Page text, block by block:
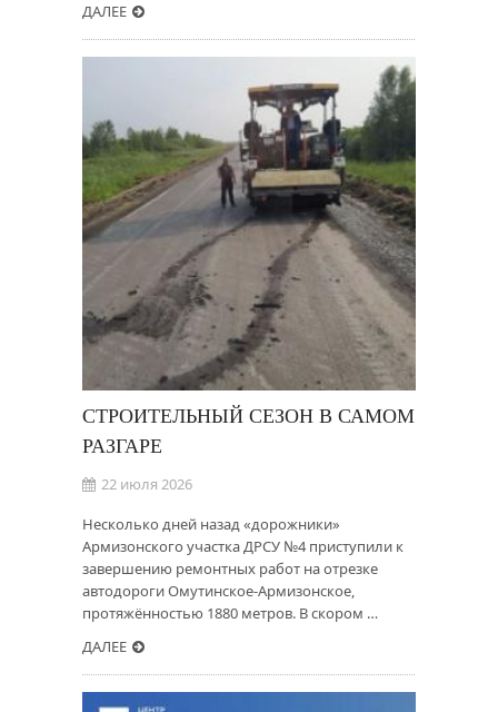
ДАЛЕЕ
СТРОИТЕЛЬНЫЙ СЕЗОН В САМОМ
РАЗГАРЕ
22 июля 2026
Несколько дней назад «дорожники»
Армизонского участка ДРСУ №4 приступили к
завершению ремонтных работ на отрезке
автодороги Омутинское-Армизонское,
протяжённостью 1880 метров. В скором …
ДАЛЕЕ